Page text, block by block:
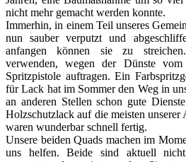
nicht mehr gemacht werden konnte.
Immerhin, in einem Teil unseres
nun sauber verputzt und
anfangen können sie zu
verwenden, wegen der Dünste
Spritzpistole auftragen. Ein
für Lack hat im Sommer den Weg in
an anderen Stellen schon gute
Holzschutzlack auf die meisten unserer
waren wunderbar schnell fertig.
Unsere beiden Quads machen im
uns helfen. Beide sind aktuell